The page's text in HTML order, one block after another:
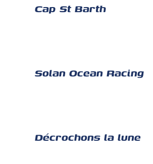
Cap St Barth
Solan Ocean Racing
Décrochons la lune